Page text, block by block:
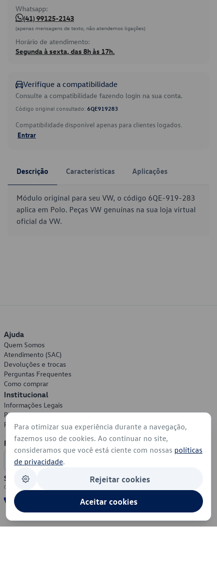
Whatsapp:
(41) 99125-2143
(apenas mensagens de texto, não atendemos ligações)
Horário de atendimento:
Segunda à sexta, das 8h às 17h.
Verifique a compatibilidade
Consulte a compatibilidade fazendo login na sua conta.
Código original consultado: 6QE919283
Compatibilidade disponível apenas para clientes logados.
Entrar
Descrição Características Aplicações
Módulo original para seu VW, o código 6QE-919-283
aplica em Polo. Peças VW genuínas na sua loja virtual
oficial da VW.
Ajuda
Quem Somos
Atendimento (SAC)
Devoluções e trocas
Perguntas Frequentes
Como comprar
Institucional
Informações Legais
Política de Privacidade
Política de Cookies
Formas de Pagamento
Segurança
Para otimizar sua experiência durante a navegação,
fazemos uso de cookies. Ao continuar no site,
consideramos que você está ciente com nossas políticas
de privacidade.
Rejeitar cookies
Aceitar cookies